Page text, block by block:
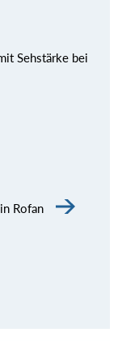
Sehstärke bei
Rofan